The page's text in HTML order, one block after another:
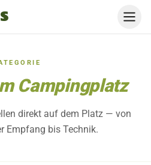
Campingplatz
direkt auf dem Platz — von
Empfang bis Technik.